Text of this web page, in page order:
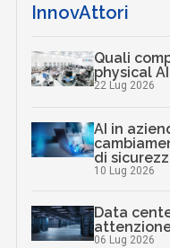
InnovAttori
Quali
physical
22 Lug 2026
AI in
di
10 Lug 2026
Data
06 Lug 2026